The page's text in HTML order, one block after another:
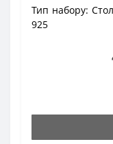
Тип набору:
925